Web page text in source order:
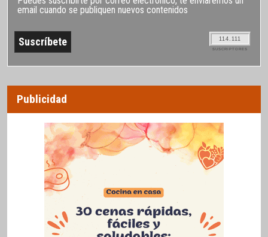
email cuando se publiquen nuevos contenidos
114.111
SUSCRIPTORES
Publicidad